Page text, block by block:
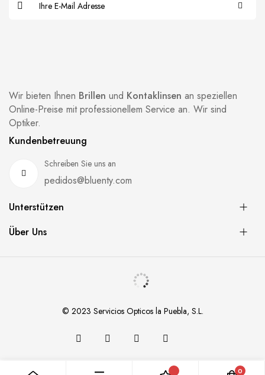
Wir bieten Ihnen Brillen und Kontaklinsen an speziellen
Online-Preise mit professionellem Service an. Wir sind
Optiker.
Kundenbetreuung
Schreiben Sie uns an
pedidos@bluenty.com
Unterstützen
Über Uns
© 2023 Servicios Opticos la Puebla, S.L.
0